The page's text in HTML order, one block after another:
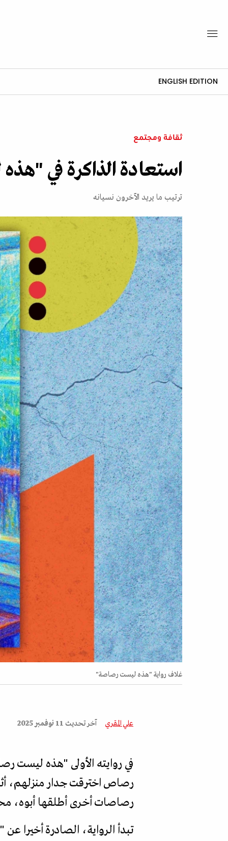
ENGLISH EDITION
ثقافة ومجتمع
استعادة الذاكرة في
ترتيب ما يريد الآخرون نسيانه
غلاف رواية "هذه ليست رصاصة"
علي المقري آخر تحديث 11 نوفمبر 2025
في روايته الأولى "هذه ليست
رصاص اخترقت جدار منزلهم،
رصاصات أخرى أطلقها أبوه،
تبدأ الرواية، الصادرة أخيرا